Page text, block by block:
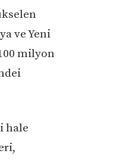
ve Yeni
milyon
hale